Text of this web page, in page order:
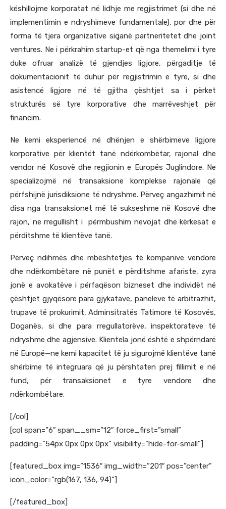
këshillojme korporatat në lidhje me regjistrimet (si dhe në
implementimin e ndryshimeve fundamentale), por dhe për
forma të tjera organizative siҫ janë partneritetet dhe joint
ventures. Ne i përkrahim startup-et që nga themelimi i tyre
duke ofruar analizë të gjendjes ligjore, përgaditje të
dokumentacionit të duhur për regjistrimin e tyre, si dhe
asistencë ligjore në të gjitha çështjet sa i përket
strukturës së tyre korporative dhe marrëveshjet për
financim.
Ne kemi eksperiencë në dhёnjen e shërbimeve ligjore
korporative për klientёt tanё ndërkombëtar, rajonal dhe
vendor në Kosovë dhe regjionin e Europës Juglindore. Ne
specializojmё në transaksione komplekse rajonale që
përfshijnë jurisdiksione të ndryshme. Përveç angazhimit në
disa nga transaksionet më të sukseshme në Kosovë dhe
rajon, ne rregullisht i përmbushim nevojat dhe kërkesat e
përditshme të klientëve tanё.
Përveç ndihmës dhe mbështetjes të kompanive vendore
dhe ndërkombëtare në punët e përditshme afariste, zyra
jonë e avokatëve i përfaqëson bizneset dhe individët në
çështjet gjyqësore para gjykatave, paneleve të arbitrazhit,
trupave të prokurimit, Adminsitratës Tatimore të Kosovës,
Doganёs, si dhe para rregullatorëve, inspektorateve të
ndryshme dhe agjensive. Klientela jonё është e shpërndarë
në Europë—ne kemi kapacitet tё ju sigurojmё klientëve tanё
shёrbime tё integruara qё ju pёrshtaten prej fillimit e në
fund, për transaksionet e tyre vendore dhe
ndërkombëtare.
[/col]
[col span=”6″ span__sm=”12″ force_first=”small”
padding=”54px 0px 0px 0px” visibility=”hide-for-small”]
[featured_box img=”1536″ img_width=”201″ pos=”center”
icon_color=”rgb(167, 136, 94)”]
[/featured_box]